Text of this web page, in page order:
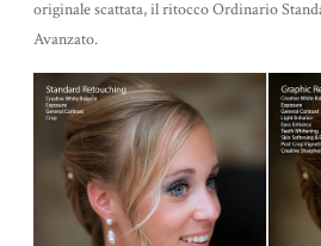
originale scattata, il ritocco Ordinario
Avanzato.